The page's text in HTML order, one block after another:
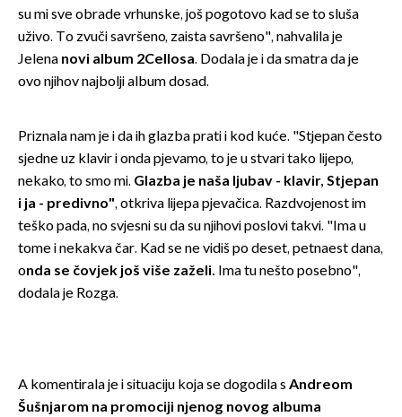
su mi sve obrade vrhunske, još pogotovo kad se to sluša
uživo. To zvuči savršeno, zaista savršeno", nahvalila je
Jelena novi album 2Cellosa. Dodala je i da smatra da je
ovo njihov najbolji album dosad.
Priznala nam je i da ih glazba prati i kod kuće. "Stjepan često
sjedne uz klavir i onda pjevamo, to je u stvari tako lijepo,
nekako, to smo mi. Glazba je naša ljubav - klavir, Stjepan
i ja - predivno", otkriva lijepa pjevačica. Razdvojenost im
teško pada, no svjesni su da su njihovi poslovi takvi. "Ima u
tome i nekakva čar. Kad se ne vidiš po deset, petnaest dana,
onda se čovjek još više zaželi. Ima tu nešto posebno",
dodala je Rozga.
A komentirala je i situaciju koja se dogodila s Andreom
Šušnjarom na promociji njenog novog albuma